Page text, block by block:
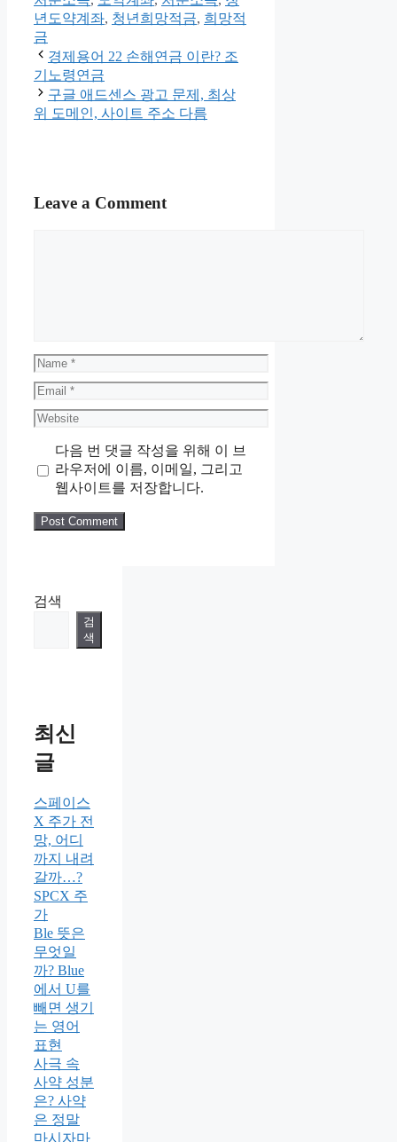
년도약계좌, 청년희망적금, 희망적
금
경제용어 22 손해연금 이란? 조
기노령연금
구글 애드센스 광고 문제, 최상
위 도메인, 사이트 주소 다름
Leave a Comment
Name
Email
Website
다음 번 댓글 작성을 위해 이 브
라우저에 이름, 이메일, 그리고
웹사이트를 저장합니다.
검색
검
색
최신
글
스페이스
X 주가 전
망, 어디
까지 내려
갈까…?
SPCX 주
가
Ble 뜻은
무엇일
까? Blue
에서 U를
빼면 생기
는 영어
표현
사극 속
사약 성분
은? 사약
은 정말
마시자마